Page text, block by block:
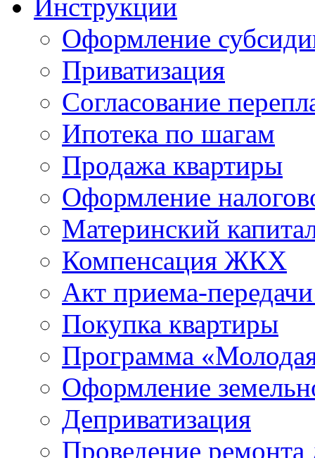
Инструкции
Оформление
Приватизация
Согласование
Ипотека по шагам
Продажа квартиры
Оформление
Материнский
Компенсация ЖКХ
Акт приема-
Покупка квартиры
Программа
Оформление
Деприватизация
Проведение